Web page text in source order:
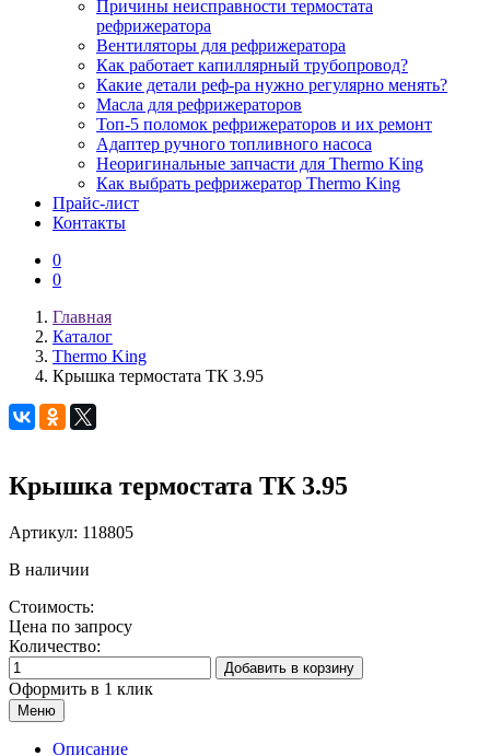
Причины неисправности термостата
рефрижератора
Вентиляторы для рефрижератора
Как работает капиллярный трубопровод?
Какие детали реф-ра нужно регулярно менять?
Масла для рефрижераторов
Топ-5 поломок рефрижераторов и их ремонт
Адаптер ручного топливного насоса
Неоригинальные запчасти для Thermo King
Как выбрать рефрижератор Thermo King
Прайс-лист
Контакты
0
0
Главная
Каталог
Thermo King
Крышка термостата ТК 3.95
Крышка термостата ТК 3.95
Артикул: 118805
В наличии
Стоимость:
Цена по запросу
Количество:
Добавить в корзину
Оформить в 1 клик
Меню
Описание